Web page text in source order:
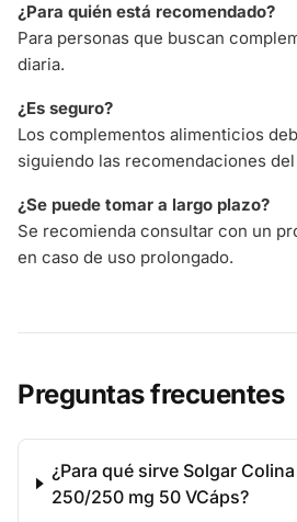
¿Para quién está recomendado?
Para personas que buscan
diaria.
¿Es seguro?
Los complementos alimenticios
siguiendo las recomendaciones
¿Se puede tomar a largo plazo?
Se recomienda consultar con un
en caso de uso prolongado.
Preguntas frecuentes
¿Para qué sirve Solgar
250/250 mg 50 VCáps?